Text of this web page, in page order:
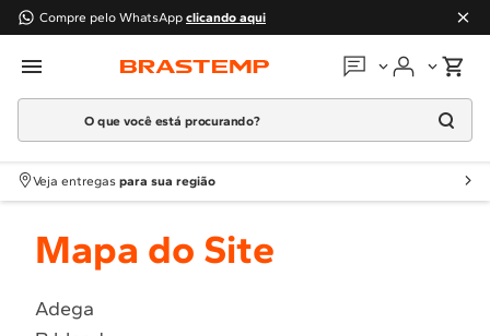
Compre pelo WhatsApp clicando aqui
Em que podemos
O que você está procurando?
Termos mais buscados
1º Geladeira
2
Fogao
4 º Lava Louça
Veja entregas para sua região
Mapa do Site
Adega